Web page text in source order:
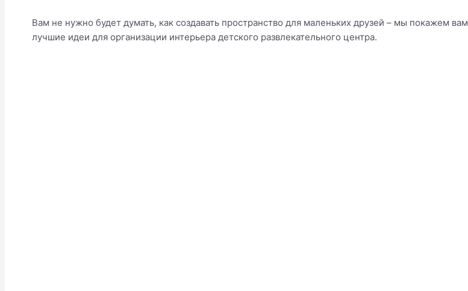
Вам не нужно будет думать, как создавать пространство для маленьких друзей – мы покажем вам
лучшие идеи для организации интерьера детского развлекательного центра.